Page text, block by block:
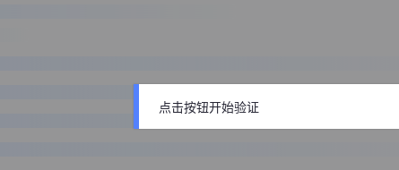
点击按钮开始验证